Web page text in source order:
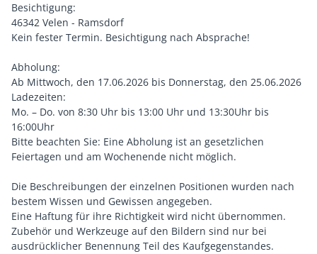
Besichtigung:
46342 Velen - Ramsdorf
Kein fester Termin. Besichtigung nach Absprache!
Abholung:
Ab Mittwoch, den 17.06.2026 bis Donnerstag, den 25.06.2026
Ladezeiten:
Mo. – Do. von 8:30 Uhr bis 13:00 Uhr und 13:30Uhr bis
16:00Uhr
Bitte beachten Sie: Eine Abholung ist an gesetzlichen
Feiertagen und am Wochenende nicht möglich.
Die Beschreibungen der einzelnen Positionen wurden nach
bestem Wissen und Gewissen angegeben.
Eine Haftung für ihre Richtigkeit wird nicht übernommen.
Zubehör und Werkzeuge auf den Bildern sind nur bei
ausdrücklicher Benennung Teil des Kaufgegenstandes.